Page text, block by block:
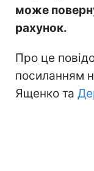
може
рахунок.
Про це
посиланням
Ященко та